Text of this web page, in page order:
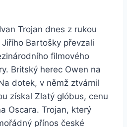
Trojan dnes z rukou
Bartošky převzali
filmového
Britský herec Owen na
dotek, v němž ztvárnil
získal Zlatý glóbus, cenu
Oscara. Trojan, který
přínos české